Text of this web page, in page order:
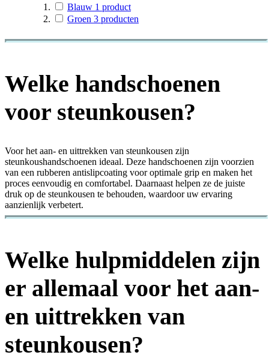
Blauw 1 product
Groen 3 producten
Welke handschoenen
voor steunkousen?
Voor het aan- en uittrekken van steunkousen zijn
steunkoushandschoenen ideaal. Deze handschoenen zijn voorzien
van een rubberen antislipcoating voor optimale grip en maken het
proces eenvoudig en comfortabel. Daarnaast helpen ze de juiste
druk op de steunkousen te behouden, waardoor uw ervaring
aanzienlijk verbetert.
Welke hulpmiddelen zijn
er allemaal voor het aan-
en uittrekken van
steunkousen?